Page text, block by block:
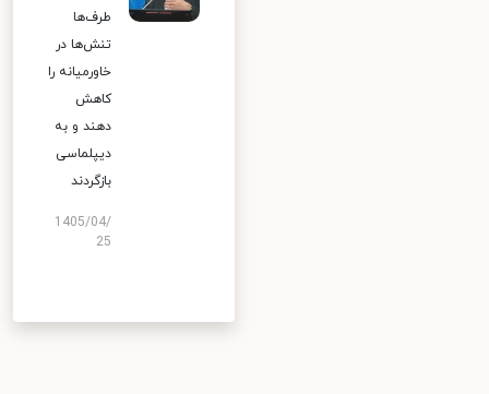
طرف‌ها
تنش‌ها در
خاورمیانه را
کاهش
دهند و به
دیپلماسی
بازگردند
1405/04/
25